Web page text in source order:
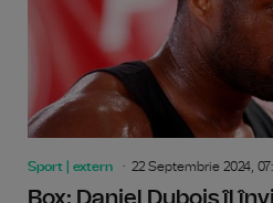
Sport | extern 22 Septembrie 2024,